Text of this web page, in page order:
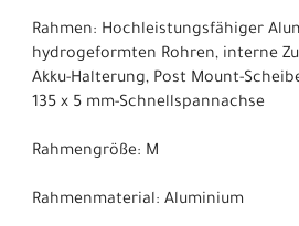
Rahmen: Hochleistungsfähiger
hydrogeformten Rohren, interne
Akku-Halterung, Post Mount-
135 x 5 mm-Schnellspannachse
Rahmengröße: M
Rahmenmaterial: Aluminium